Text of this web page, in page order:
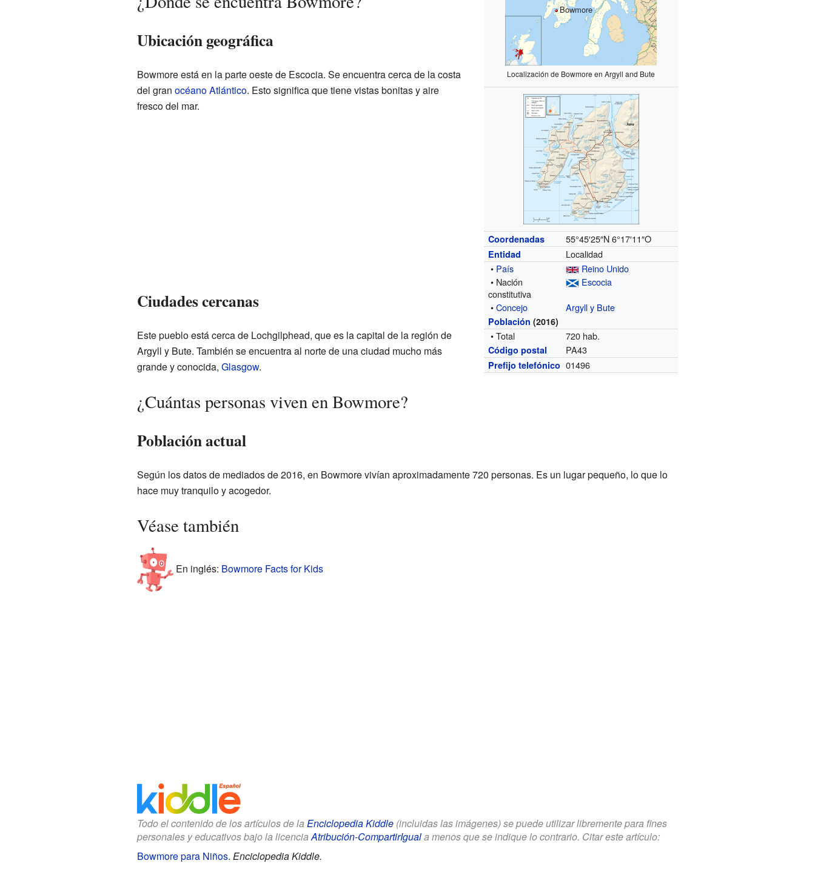
Bowmore
Localización de Bowmore en Argyll and Bute
Coordenadas 55°45′25″N 6°17′11″O
Entidad
Localidad
• País
Reino Unido
• Nación
constitutiva
Escocia
•Concejo Argyll y Bute
Población (2016)
• Total 720 hab.
Código postal PA43
Prefijo telefónico 01496
Ubicación geográfica
Bowmore está en la parte oeste de Escocia. Se encuentra cerca de la costa
del gran océano Atlántico. Esto significa que tiene vistas bonitas y aire
fresco del mar.
Ciudades cercanas
Este pueblo está cerca de Lochgilphead, que es la capital de la región de
Argyll y Bute. También se encuentra al norte de una ciudad mucho más
grande y conocida, Glasgow.
¿Cuántas personas viven en Bowmore?
Población actual
Según los datos de mediados de 2016, en Bowmore vivían aproximadamente 720 personas. Es un lugar pequeño, lo que lo
hace muy tranquilo y acogedor.
Véase también
En inglés: Bowmore Facts for Kids
Todo el contenido de los artículos de la Enciclopedia Kiddle(incluidas las imágenes) se puede utilizar libremente para fines
personales y educativos bajo la licenciaAtribución-CompartirIguala menos que se indique lo contrario. Citar este artículo:
Bowmore para Niños. Enciclopedia Kiddle.